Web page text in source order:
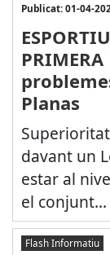
Publicat: 01-04-
Planas
davant un
estar al
el conjunt...
Flash Informatiu